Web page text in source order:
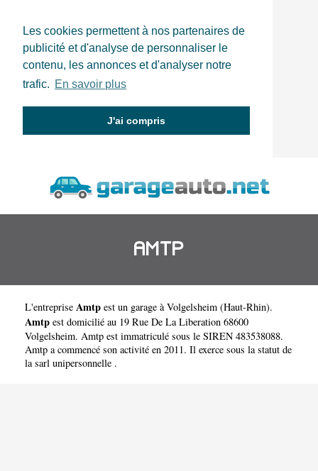
Les cookies permettent à nos partenaires de
publicité et d'analyse de personnaliser le
contenu, les annonces et d'analyser notre
trafic. En savoir plus
J'ai compris
AMTP
L'entreprise Amtp est un garage à Volgelsheim (Haut-Rhin).
Amtp est domicilié au 19 Rue De La Liberation 68600
Volgelsheim. Amtp est immatriculé sous le SIREN 483538088.
Amtp a commencé son activité en 2011. Il exerce sous la statut de
la sarl unipersonnelle .